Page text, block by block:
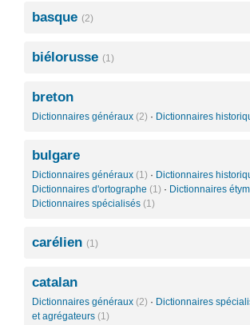
basque (2)
biélorusse (1)
breton
Dictionnaires généraux (2) · Dictionnaires
bulgare
Dictionnaires généraux (1) · Dictionnaires
Dictionnaires d'ortographe (1) · Dictionnaires
Dictionnaires spécialisés (1)
carélien (1)
catalan
Dictionnaires généraux (2) · Dictionnaires
et agrégateurs (1)